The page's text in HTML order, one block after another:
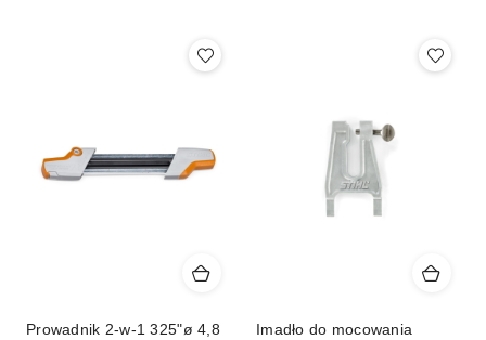
Prowadnik 2-w-1 325"ø 4,8
Imadło do mocowania